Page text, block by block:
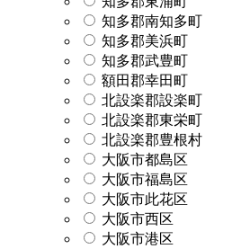
知多郡南知多町
知多郡美浜町
知多郡武豊町
額田郡幸田町
北設楽郡設楽町
北設楽郡東栄町
北設楽郡豊根村
大阪市都島区
大阪市福島区
大阪市此花区
大阪市西区
大阪市港区